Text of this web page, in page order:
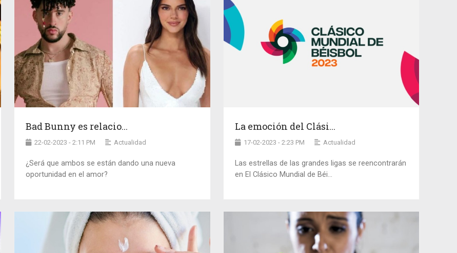
Bad Bunny es relacio...
22-02-2023 - 2:11 PM Actualidad
¿Será que ambos se están dando una nueva
oportunidad en el amor?
La emoción del Clási...
17-02-2023 - 2:23 PM Actualidad
Las estrellas de las grandes ligas se reencontrarán
en El Clásico Mundial de Béi...